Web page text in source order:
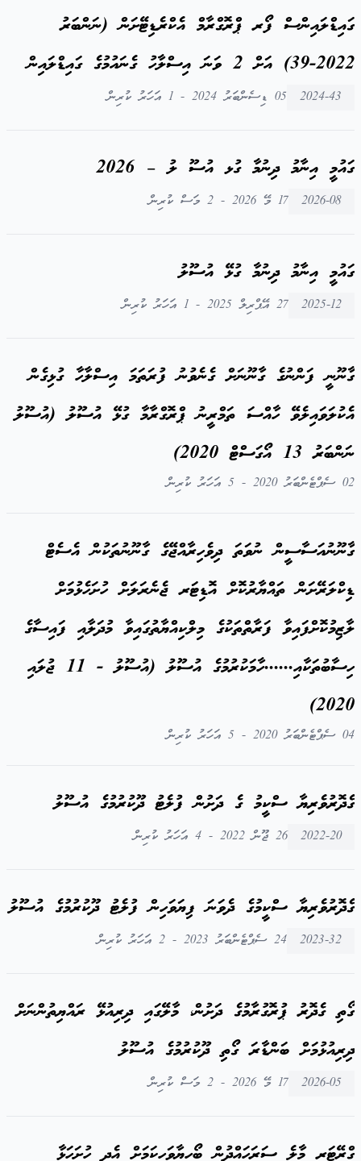
ގައިޑްލައިންސް ފޯރ ޕްރޮގްރާމް އެކްރެޑިޓޭށަން (ނަންބަރު
2022-39) އަށް 2 ވަނަ އިސްލާހު ގެނައުމުގެ ގައިޑްލައިން
2024-43 05 ޑިސެންބަރު 2024 - 1 އަހަރު ކުރިން
ގައުމީ އިނާމު ދިނުމާ ގުޅ އުސޫ ލު – 2026
2026-08 17 މޭ 2026 - 2 މަސް ކުރިން
ގައުމީ އިނާމު ދިނުމާ ގުޅޭ އުސޫލު
2025-12 27 އޭޕްރިލް 2025 - 1 އަހަރު ކުރިން
ގާނޫނީ ފަންނުގެ ގާނޫނަށް ގެނެވުނު ފުރަތަމަ އިސްލާހާ ގުޅިގެން
އެކުލަވައިލެވޭ ހާއްސަ ތަމްރީނު ޕްރޮގްރާމާ ގުޅޭ އުސޫލު (އުސޫލު
ނަންބަރު 13 އޯގަސްޓް 2020)
02 ސެޕްޓެންބަރު 2020 - 5 އަހަރު ކުރިން
ގާނޫނުއަސާސީން ނުވަތަ ދިވެހިރާއްޖޭގެ ގާނޫނުތަކުން އެސެޓް
ޑިކްލަރޭށަން ތައްޔާރުކޮށް އޮޑިޓަރ ޖެނެރަލަށް ހުށަހެޅުމަށް
ލާޒިމުކޮށްފައިވާ ފަރާތްތަކުގެ މިލްކިއްޔާތުގައިވާ މުދަލާއި ފައިސާގެ
ހިސާބުތަކާއި......ހާމަކުރުމުގެ އުސޫލު (އުސޫލު - 11 ޖުލައި
2020)
04 ސެޕްޓެންބަރު 2020 - 5 އަހަރު ކުރިން
ގެދޮރުވެރިޔާ ސްކީމު ގެ ދަށުން ފުލެޓު ދޫކުރުމުގެ އުސޫލު
2022-20 26 ޖޫން 2022 - 4 އަހަރު ކުރިން
ގެދޮރުވެރިޔާ ސްކީމުގެ ދެވަނަ ފިޔަވަހިން ފުލެޓު ދޫކުރުމުގެ އުސޫލު
2023-32 24 ސެޕްޓެންބަރު 2023 - 2 އަހަރު ކުރިން
ގޯތި ގެދޮރު ޕުރޮގުރާމުގެ ދަށުން، މާލޭގައި ދިރިއުޅޭ ރައްޔިތުންނަށް
ދިރިއުޅުމަށް ބަންޑާރަ ގޯތި ދޫކުރުމުގެ އުސޫލު
2026-05 17 މޭ 2026 - 2 މަސް ކުރިން
ގްރޭޓަރ މާލެ ސަރަހައްދުން ބޯހިޔާވަހިކަމަށް އެދި ހުށަހަޅާ